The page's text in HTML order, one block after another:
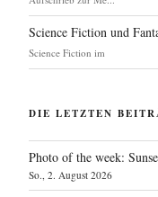
Science Fiction und
Science Fiction im
DIE LETZTEN
Photo of the week:
So., 2. August 2026